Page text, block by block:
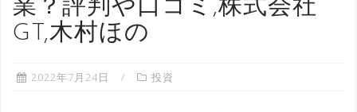
業？評判や口コミ,株式会社
GT,木村ほの
2022年7月24日 投資